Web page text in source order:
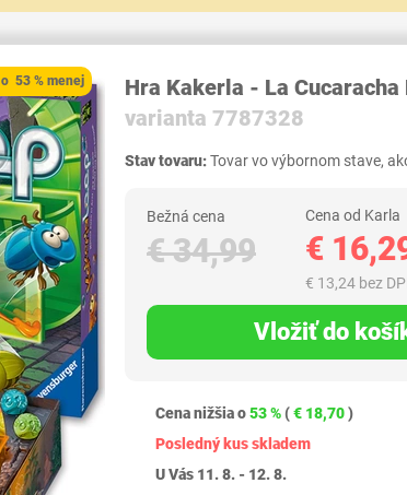
o 53 % menej
Hra Kakerla - La
varianta 7787328
Stav tovaru:Tovar vo výbornom stave,
Bežná cena
€ 34,99
Cena od Karla
€
€ 13,24 bez
Vložiť do
Cena nižšia o53 % (€ 18,70)
Posledný kus skladem
U Vás 11. 8. - 12. 8.